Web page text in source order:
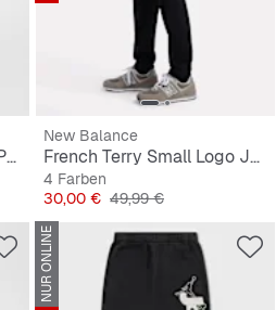
Sportswear Tech Woven Pants
New Balance
French Terry Small Logo Jogger
4 Farben
Preis
30,00 € Originalpreis
49,99 €
NUR ONLINE